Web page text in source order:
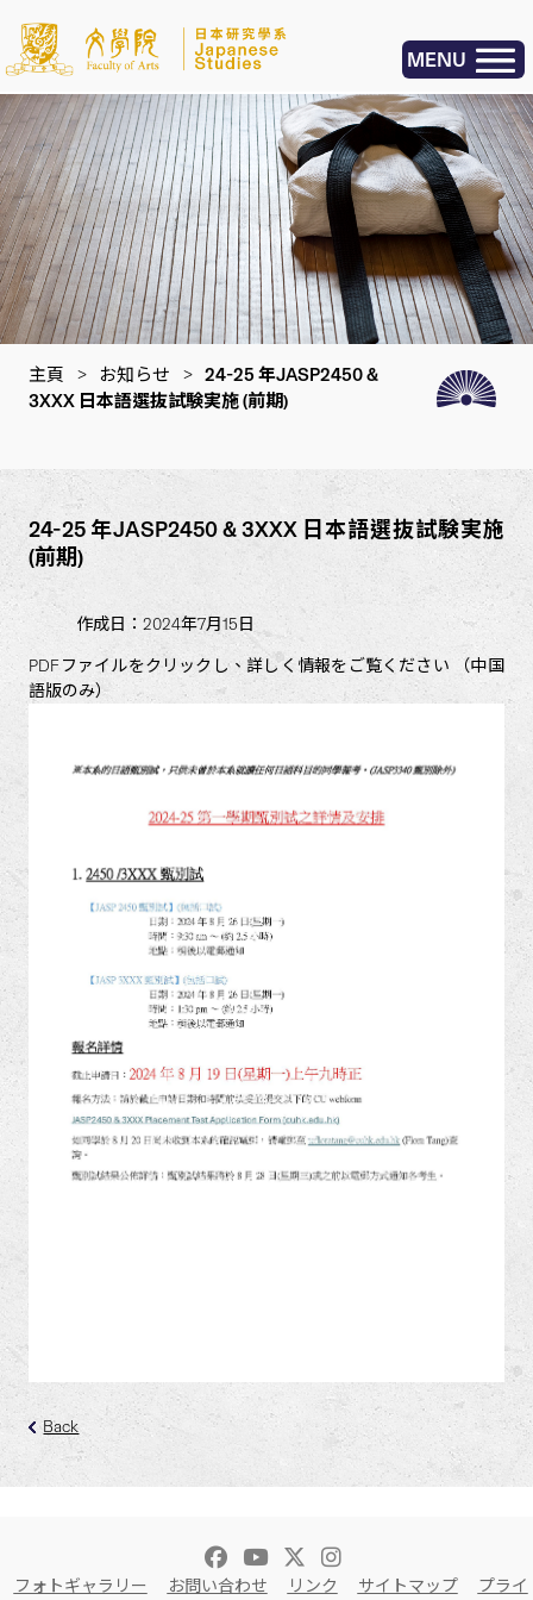
MENU
主頁 > お知らせ > 24-25 年JASP2450 &
3XXX 日本語選抜試験実施 (前期)
24-25 年JASP2450 & 3XXX 日本語選抜試験実施
(前期)
作成日：2024年7月15日
PDFファイルをクリックし、詳しく情報をご覧ください （中国
語版のみ）
Back
フォトギャラリー お問い合わせ リンク サイトマップ プライ